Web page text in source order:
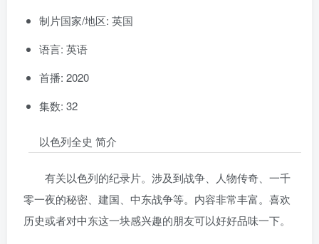
制片国家/地区: 英国
语言: 英语
首播: 2020
集数: 32
以色列全史 简介
有关以色列的纪录片。涉及到战争、人物传奇、一千
零一夜的秘密、建国、中东战争等。内容非常丰富。喜欢
历史或者对中东这一块感兴趣的朋友可以好好品味一下。